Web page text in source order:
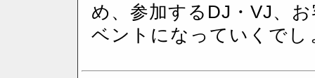
め、参加するDJ・VJ、
ベントになっていくで